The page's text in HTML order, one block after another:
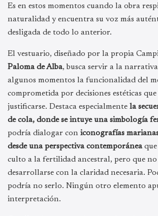
Es en estos momentos cuando la obra
naturalidad y encuentra su voz más
desligada de todo lo anterior.
El vestuario, diseñado por la propia
Paloma de Alba, busca servir a la
algunos momentos la funcionalidad del
comprometida por decisiones estéticas
justificarse. Destaca especialmente la
de cola, donde se intuye una simbología
podría dialogar con iconografías
desde una perspectiva contemporáneaque
culto a la fertilidad ancestral, pero que no
desarrollarse con la claridad necesaria.
podría no serlo. Ningún otro elemento
interpretación.